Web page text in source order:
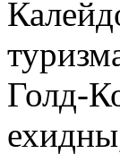
Голд-